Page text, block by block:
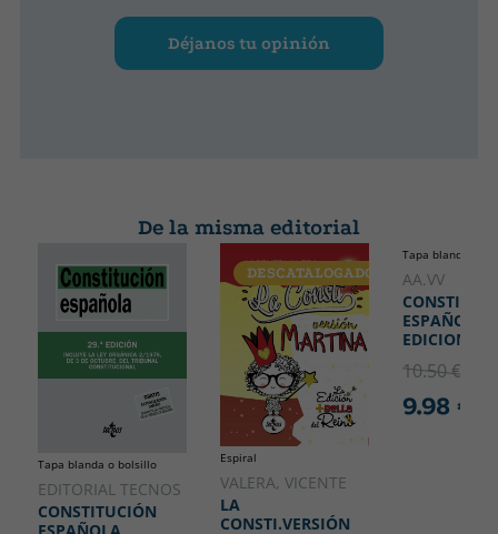
Déjanos tu opinión
De la misma editorial
Tapa blanda o bolsillo
EDITORIAL TECNOS
CONSTITUCIÓN
DESCATALOGADO
Espiral
VALERA, VICENTE
LA
CONSTI.VERSIÓN
Tapa blanda o
AA.VV
ESPAÑOLA
EDICION
10.50 €
9.98 €